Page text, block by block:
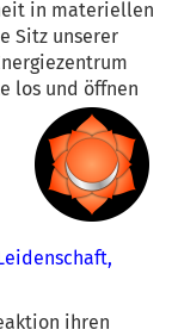
in materiellen
Sitz unserer
los und öffnen
ihren